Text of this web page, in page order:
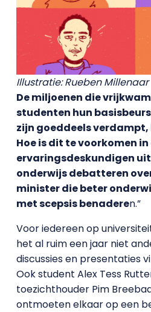
Illustratie: Rueben Millenaar
De miljoenen die
studenten hun
zijn goeddeels
Hoe is dit te voorkomen
ervaringsdeskundigen
onderwijs debatteren
minister die beter
met scepsis benaderen.”
Voor iedereen op
het al ruim een jaar niet
discussies en presentaties
Ook student Alex Tess
toezichthouder Pim
ontmoeten elkaar op een